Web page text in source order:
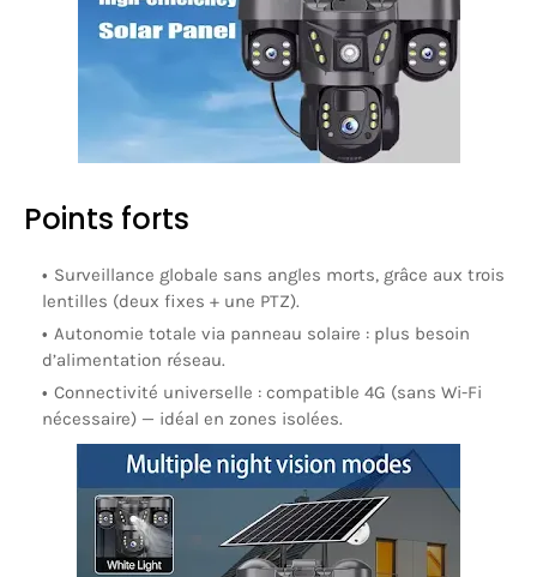
Points forts
Surveillance globale sans angles morts, grâce aux trois
lentilles (deux fixes + une PTZ).
Autonomie totale via panneau solaire : plus besoin
d’alimentation réseau.
Connectivité universelle : compatible 4G (sans Wi-Fi
nécessaire) — idéal en zones isolées.